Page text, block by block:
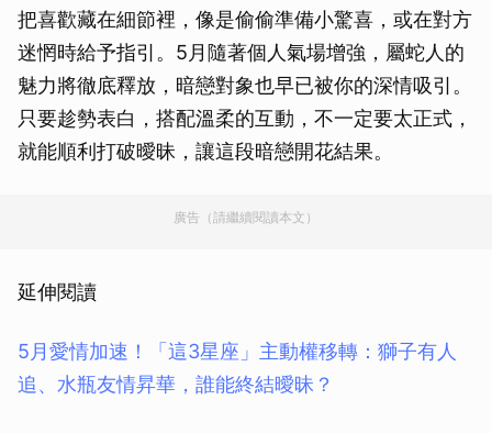
把喜歡藏在細節裡，像是偷偷準備小驚喜，或在對方
迷惘時給予指引。5月隨著個人氣場增強，屬蛇人的
魅力將徹底釋放，暗戀對象也早已被你的深情吸引。
只要趁勢表白，搭配溫柔的互動，不一定要太正式，
就能順利打破曖昧，讓這段暗戀開花結果。
廣告（請繼續閱讀本文）
延伸閱讀
5月愛情加速！「這3星座」主動權移轉：獅子有人
追、水瓶友情昇華，誰能終結曖昧？